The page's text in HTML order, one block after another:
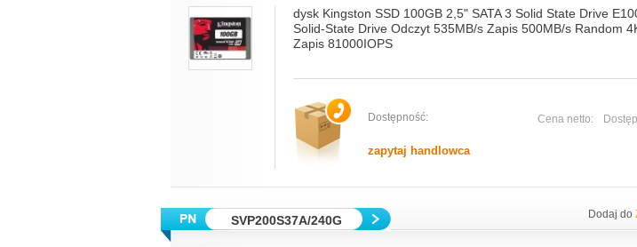
dysk Kingston SSD 100GB 2,5" SATA 3 Solid State Drive
Solid-State Drive Odczyt 535MB/s Zapis 500MB/s Random
Zapis 81000IOPS
Dostępność:
zapytaj handlowca
Cena netto:
SVP200S37A/240G Dodaj do